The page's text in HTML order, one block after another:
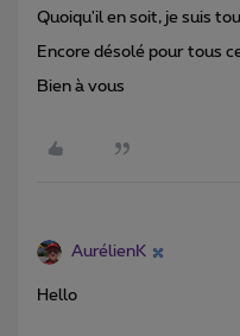
Quoiqu'il en soit, je suis
Encore désolé pour tous
Bien à vous
AurélienK
Hello